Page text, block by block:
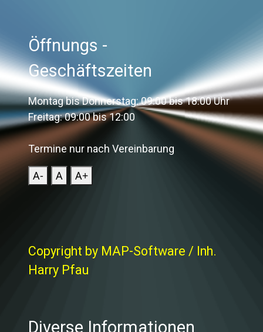
Öffnungs -
Geschäftszeiten
Montag bis Donnerstag: 09:00 bis 18:00 Uhr
Freitag: 09:00 bis 12:00
Termine nur nach Vereinbarung
A- A A+
Copyright by MAP-Software / Inh.
Harry Pfau
Diverse Informationen